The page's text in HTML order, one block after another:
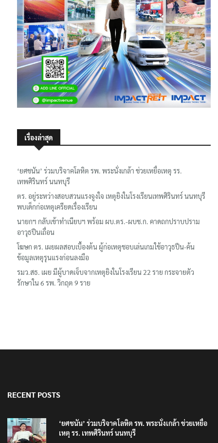
เรื่องล่าสุด
‘ยศชนัน’ ร่วมบริจาคโลหิต รพ. พระนั่งเกล้า ช่วยเหยื่อเหตุ รร.
เทพศิรินทร์ นนทบุรี
ตร. อยู่ระหว่างสอบสวนแรงจูงใจ เหตุยิงในโรงเรียนเทพศิรินทร์ นนทบุรี
พบเด็กก่อเหตุเครียดเรื่องเรียน
นายกฯ กลับเข้าทำเนียบฯ พร้อม ผบ.ตร.-ผบช.ก. คาดถกปราบปราม
อาวุธปืนเถื่อน
โฆษก ตร. เผยผลสอบเบื้องต้น ผู้ก่อเหตุชอบเล่นเกมใช้อาวุธปืน-ค้น
ข้อมูลเหตุรุนแรงก่อนลงมือ
รมว.สธ. เผย มีผู้บาดเจ็บจากเหตุยิงในโรงเรียน 22 ราย กระจายตัว
รักษาใน 6 รพ. วิกฤต 9 ราย
RECENT POSTS
‘ยศชนัน’ ร่วมบริจาคโลหิต รพ. พระนั่งเกล้า ช่วยเหยื่อ
เหตุ รร. เทพศิรินทร์ นนทบุรี